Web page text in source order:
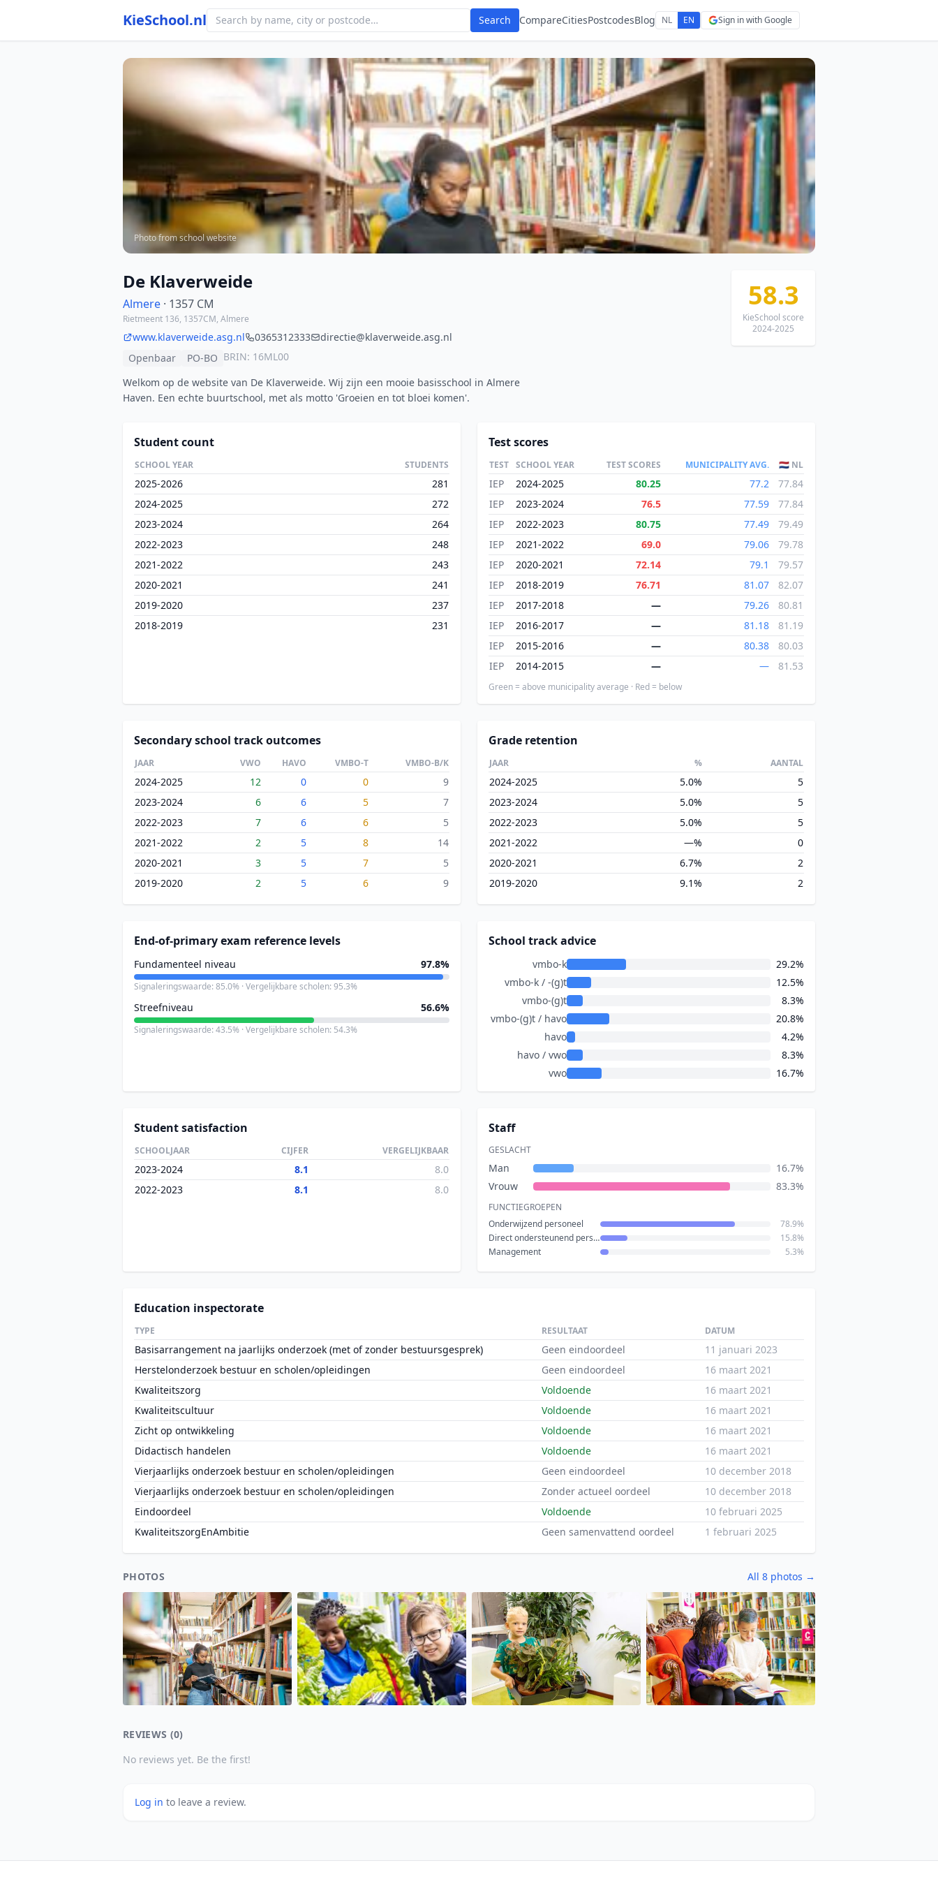
KieSchool.nl Search CompareCitiesPostcodesBlog NL EN Sign in with Google
Photo from school website
De Klaverweide
Almere · 1357 CM
Rietmeent 136, 1357CM, Almere
www.klaverweide.asg.nl 0365312333
directie@klaverweide.asg.nl
Openbaar
PO-BO BRIN: 16ML00
Welkom op de website van De Klaverweide. Wij zijn een mooie basisschool in Almere
Haven. Een echte buurtschool, met als motto 'Groeien en tot bloei komen'.
58.3
KieSchool score
2024-2025
Student count
SCHOOL YEAR STUDENTS
2025-2026
281
2024-2025
272
2023-2024
264
2022-2023
248
2021-2022
243
2020-2021
241
2019-2020
237
2018-2019
231
Test scores
TEST SCHOOL YEAR TEST SCORES MUNICIPALITY AVG. 🇳🇱 NL
IEP 2024-2025 80.25 77.2
77.84
IEP
2023-2024 76.5 77.59
77.84
IEP
2022-2023 80.75 77.49
79.49
IEP
2021-2022 69.0 79.06
79.78
IEP
2020-2021 72.14 79.1
79.57
IEP
2018-2019 76.71 81.07
82.07
IEP
2017-2018 — 79.26
80.81
IEP
2016-2017 — 81.18
81.19
IEP
2015-2016 — 80.38
80.03
IEP
2014-2015 — — 81.53
Green = above municipality average · Red = below
Secondary school track outcomes
JAAR VWO HAVO VMBO-T VMBO-B/K
2024-2025 12 0 0
9
2023-2024
6 6 5
7
2022-2023
7 6 6
5
2021-2022
2 5 8
14
2020-2021
3 5 7
5
2019-2020
2 5 6 9
Grade retention
JAAR % AANTAL
2024-2025 5.0%
5
2023-2024
5.0%
5
2022-2023
5.0%
5
2021-2022
—%
0
2020-2021
6.7%
2
2019-2020
9.1% 2
End-of-primary exam reference levels
Fundamenteel niveau 97.8%
Signaleringswaarde: 85.0% · Vergelijkbare scholen: 95.3%
Streefniveau 56.6%
Signaleringswaarde: 43.5% · Vergelijkbare scholen: 54.3%
School track advice
vmbo-k
29.2%
vmbo-k / -(g)t
12.5%
vmbo-(g)t
8.3%
vmbo-(g)t / havo
20.8%
havo
4.2%
havo / vwo
8.3%
vwo
16.7%
Student satisfaction
SCHOOLJAAR CIJFER VERGELIJKBAAR
2023-2024 8.1
8.0
2022-2023
8.1 8.0
Staff
GESLACHT
Man
16.7%
Vrouw
83.3%
FUNCTIEGROEPEN
Onderwijzend personeel
78.9%
Direct ondersteunend personeel
15.8%
Management
5.3%
Education inspectorate
TYPE RESULTAAT DATUM
Basisarrangement na jaarlijks onderzoek (met of zonder bestuursgesprek) Geen eindoordeel
11 januari 2023
Herstelonderzoek bestuur en scholen/opleidingen
Geen eindoordeel
16 maart 2021
Kwaliteitszorg
Voldoende
16 maart 2021
Kwaliteitscultuur
Voldoende
16 maart 2021
Zicht op ontwikkeling
Voldoende
16 maart 2021
Didactisch handelen
Voldoende
16 maart 2021
Vierjaarlijks onderzoek bestuur en scholen/opleidingen
Geen eindoordeel
10 december 2018
Vierjaarlijks onderzoek bestuur en scholen/opleidingen
Zonder actueel oordeel
10 december 2018
Eindoordeel
Voldoende
10 februari 2025
KwaliteitszorgEnAmbitie
Geen samenvattend oordeel 1 februari 2025
PHOTOS All 8 photos →
REVIEWS (0)
No reviews yet. Be the first!
Log in to leave a review.